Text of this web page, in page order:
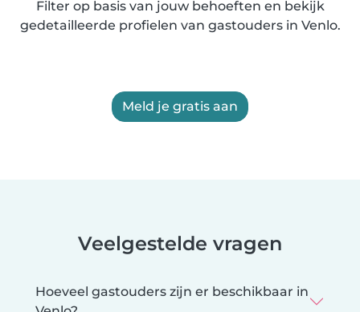
Filter op basis van jouw behoeften en bekijk
gedetailleerde profielen van gastouders in Venlo.
Meld je gratis aan
Veelgestelde vragen
Hoeveel gastouders zijn er beschikbaar in